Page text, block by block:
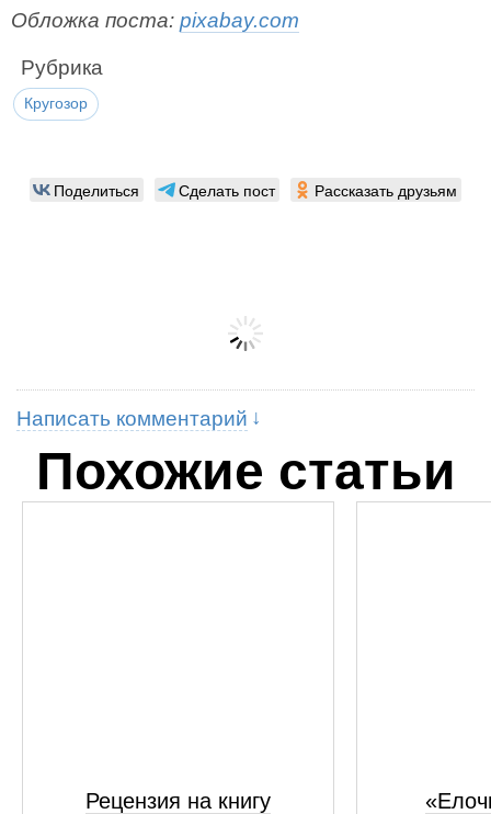
Обложка поста: pixabay.com
Рубрика
Кругозор
Поделиться Сделать пост Рассказать друзьям
Написать комментарий
Похожие статьи
Рецензия на книгу